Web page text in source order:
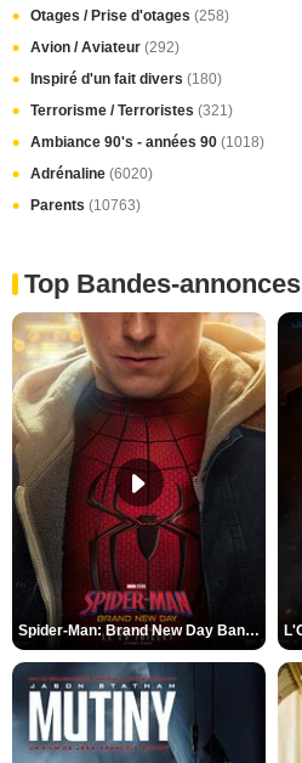
Otages / Prise d'otages (258)
Avion / Aviateur (292)
Inspiré d'un fait divers (180)
Terrorisme / Terroristes (321)
Ambiance 90's - années 90 (1018)
Adrénaline (6020)
Parents (10763)
Top Bandes-annonces
Spider-Man: Brand New Day Bande-annonce VO STFR